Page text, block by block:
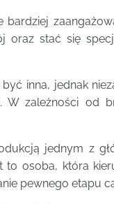
bardziej
oraz stać się
inna, jednak
W zależności od
jednym z
osoba, która
pewnego etapu